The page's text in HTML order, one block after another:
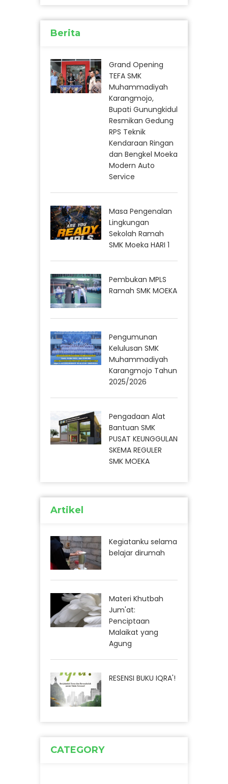
Berita
Grand Opening
TEFA SMK
Muhammadiyah
Karangmojo,
Bupati Gunungkidul
Resmikan Gedung
RPS Teknik
Kendaraan Ringan
dan Bengkel Moeka
Modern Auto
Service
Masa Pengenalan
Lingkungan
Sekolah Ramah
SMK Moeka HARI 1
Pembukan MPLS
Ramah SMK MOEKA
Pengumunan
Kelulusan SMK
Muhammadiyah
Karangmojo Tahun
2025/2026
Pengadaan Alat
Bantuan SMK
PUSAT KEUNGGULAN
SKEMA REGULER
SMK MOEKA
Artikel
Kegiatanku selama
belajar dirumah
Materi Khutbah
Jum'at:
Penciptaan
Malaikat yang
Agung
RESENSI BUKU IQRA'!
CATEGORY